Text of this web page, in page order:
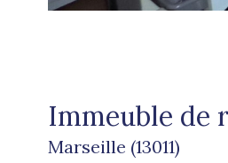
Immeuble de
Marseille (13011)